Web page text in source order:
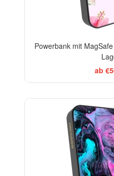
Powerbank mit
ab